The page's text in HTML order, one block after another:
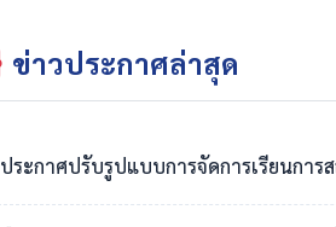
ข่าวประกาศล่าสุด
ประกาศปรับรูปแบบการจัดการเรียนกา